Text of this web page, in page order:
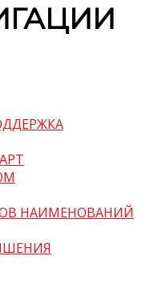
НАИМЕНОВАНИЙ